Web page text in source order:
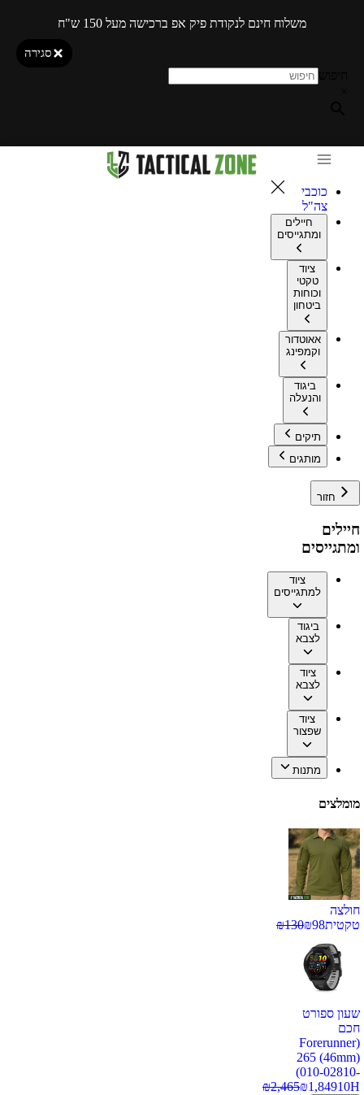
משלוח חינם לנקודת פיק אפ ברכישה מעל 150 ש"ח
סגירה
כוכבי
צה"ל
חיילים
ומתגייסים
ציוד
טקטי
וכוחות
ביטחון
אאוטדור
וקמפינג
ביגוד
והנעלה
תיקים
מותגים
חזור
חיילים
ומתגייסים
ציוד
למתגייסים
ביגוד
לצבא
ציוד
לצבא
ציוד
שפצור
מתנות
מומלצים
חולצה
טקטית
₪98
₪130
שעון ספורט
חכם
(Forerunner
265 (46mm)
(010-02810-
10H
₪1,849
₪2,465